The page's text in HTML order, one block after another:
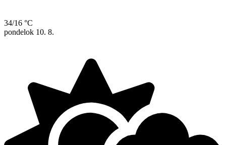
34/16 °C
pondelok 10. 8.